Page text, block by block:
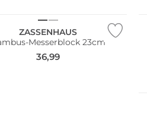
ZASSENHAUS
Messerblock 23cm
36,99